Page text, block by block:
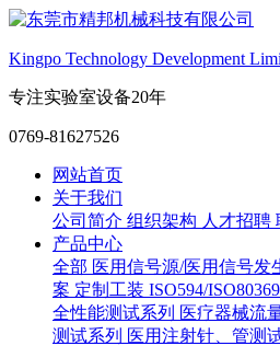
Kingpo Technology Development
专注实验室设备20年
0769-81627526
网站首页
关于我们
公司简介 组织架构 人才招聘
产品中心
全部 医用信号源/医用信号发
案 定制工装 ISO594/
全性能测试系列 医疗器械流
测试系列 医用注射针、管测